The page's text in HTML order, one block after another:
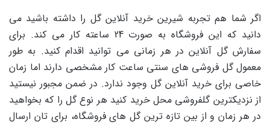
اگر شما هم تجربه شیرین خرید آنلاین گل را داشته باشید می
دانید که این فروشگاه به صورت 24 ساعته کار می کند. برای
سفارش گل آنلاین در هر زمانی می توانید اقدام کنید. به طور
معمول گل فروشی های سنتی ساعت کار مشخصی دارند اما زمان
خاصی برای خرید آنلاین گل وجود ندارد. در ضمن مجبور نیستید
از نزدیکترین گلفروشی محل خرید کنید هر نوع گل را که بخواهید
در هر زمان و از بین تازه ترین گل های فروشگاه، برای تان ارسال